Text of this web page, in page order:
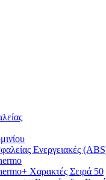
Ενεργειακές
Χαρακτές Σειρά 50